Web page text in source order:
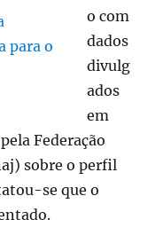
o com
dados
divulg
ados
em
Federação
sobre o perfil
se que o